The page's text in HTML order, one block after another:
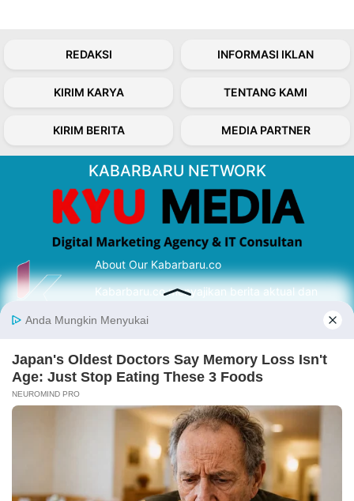
REDAKSI INFORMASI IKLAN
KIRIM KARYA TENTANG KAMI
KIRIM BERITA MEDIA PARTNER
KABARBARU NETWORK
About Our Kabarbaru.co
Kabarbaru.co menyajikan berita aktual dan
serta terverifikasi dari sumber yang tepat.
Follow Kabarbaru
Kabarbaru.co